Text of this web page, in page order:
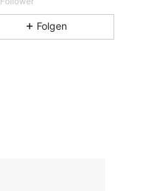
Folgen